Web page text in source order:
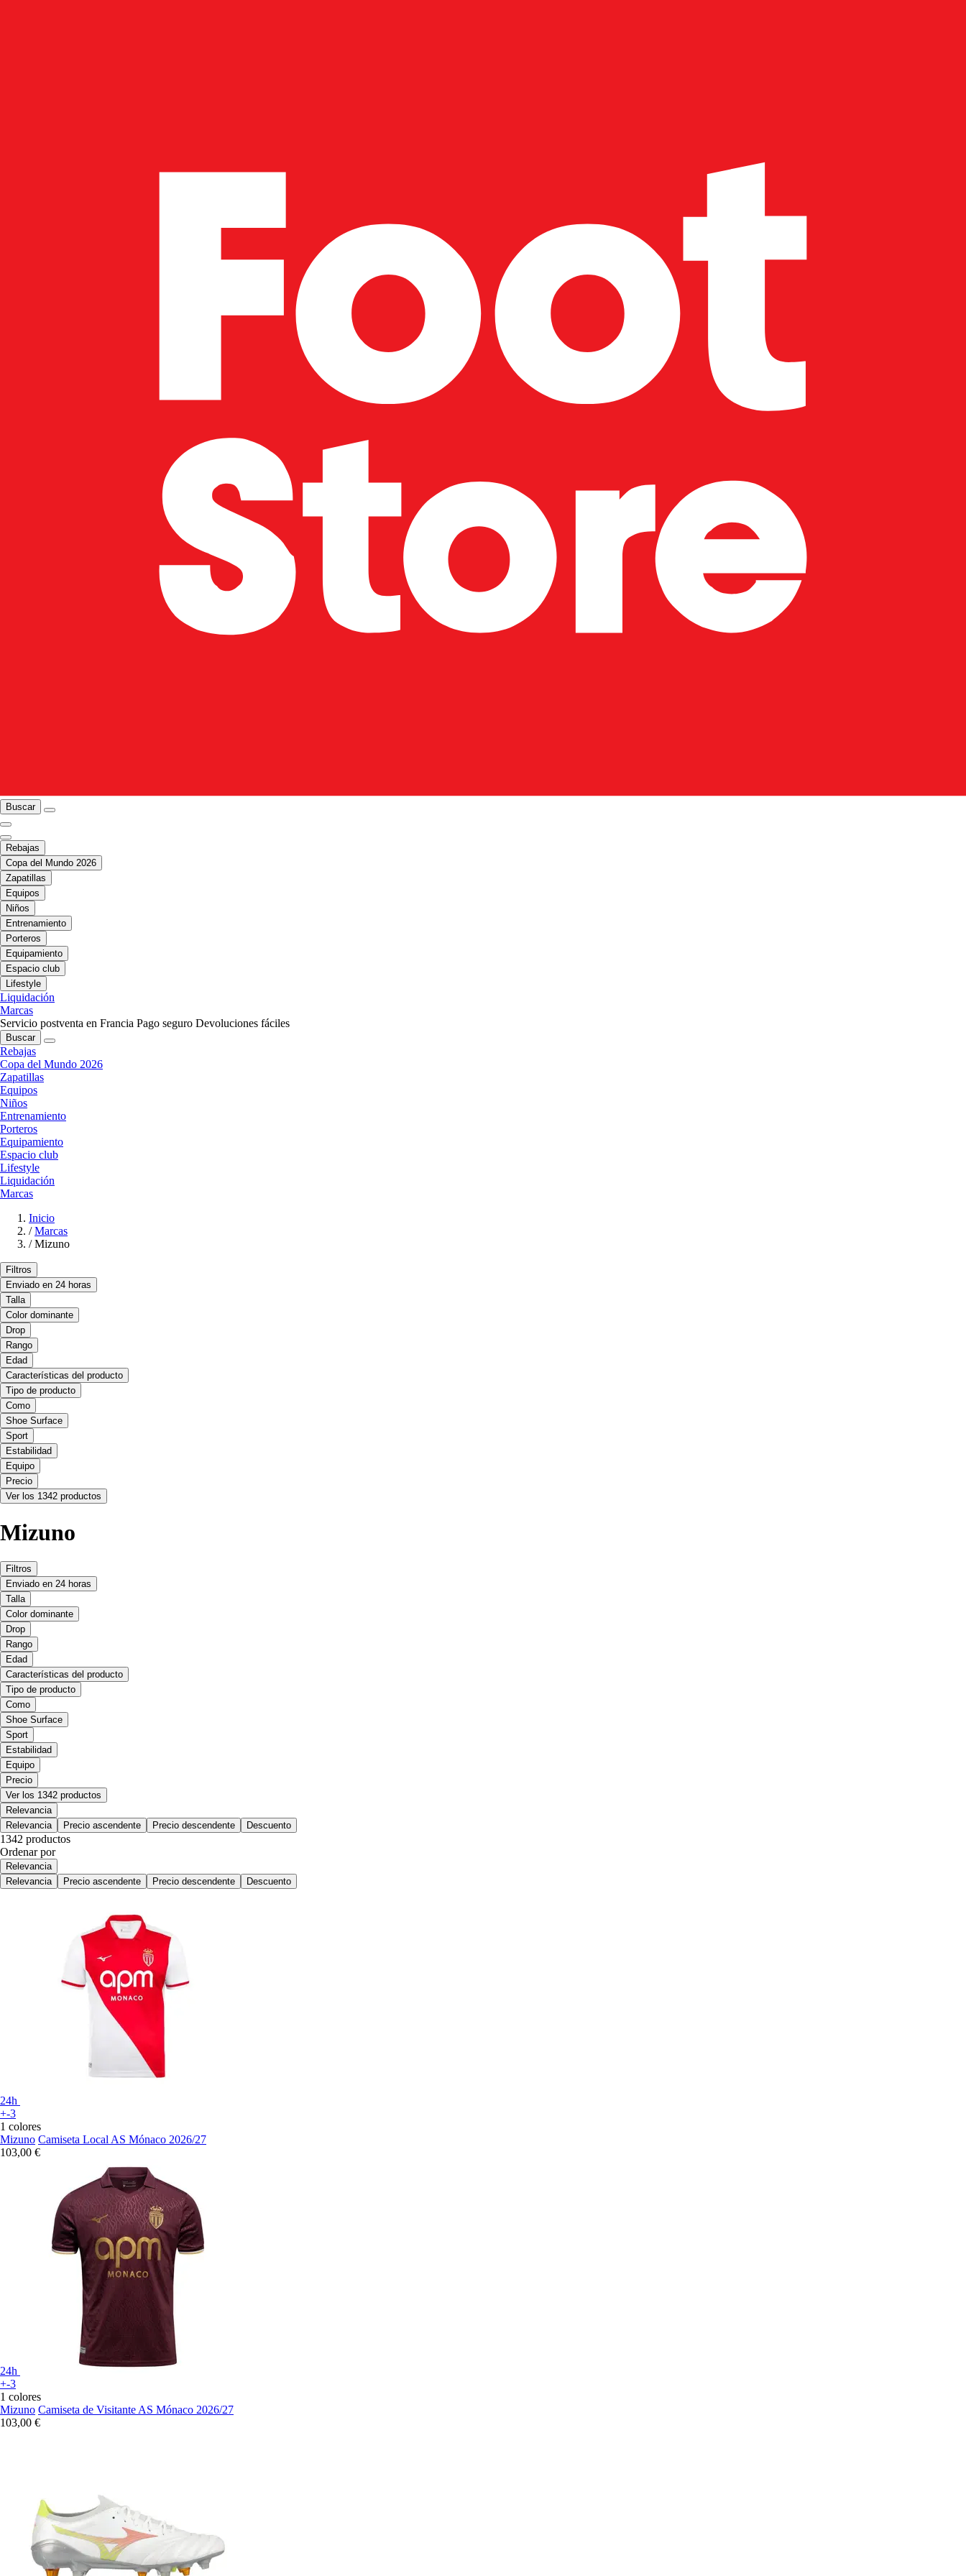
Buscar
Rebajas
Copa del Mundo 2026
Zapatillas
Equipos
Niños
Entrenamiento
Porteros
Equipamiento
Espacio club
Lifestyle
Liquidación
Marcas
Servicio postventa en Francia Pago seguro Devoluciones fáciles
Buscar
Rebajas
Copa del Mundo 2026
Zapatillas
Equipos
Niños
Entrenamiento
Porteros
Equipamiento
Espacio club
Lifestyle
Liquidación
Marcas
Inicio
/ Marcas
/ Mizuno
Filtros
Enviado en 24 horas
Talla
Color dominante
Drop
Rango
Edad
Características del producto
Tipo de producto
Como
Shoe Surface
Sport
Estabilidad
Equipo
Precio
Ver los 1342 productos
Mizuno
Filtros
Enviado en 24 horas
Talla
Color dominante
Drop
Rango
Edad
Características del producto
Tipo de producto
Como
Shoe Surface
Sport
Estabilidad
Equipo
Precio
Ver los 1342 productos
Relevancia
Relevancia
Precio ascendente Precio descendente Descuento
1342 productos
Ordenar por
Relevancia
Relevancia
Precio ascendente Precio descendente Descuento
24h
+-3
1 colores
Mizuno Camiseta Local AS Mónaco 2026/27
103,00 €
24h
+-3
1 colores
Mizuno Camiseta de Visitante AS Mónaco 2026/27
103,00 €